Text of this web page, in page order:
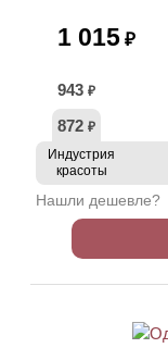
1 015 ₽
943 ₽
872 ₽
Индустрия
красоты
Нашли дешевле?